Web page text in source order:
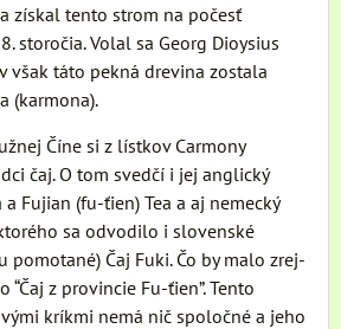
získal tento strom na počesť
storočia. Volal sa Georg Dioysius
však táto pekná drevina zostala
(karmona).
Číne si z lístkov Carmony
čaj. O tom svedčí i jej anglický
Fujian (fu-ťien) Tea a aj nemecký
sa odvodilo i slovenské
pomotané) Čaj Fuki. Čo by malo zrej-
“Čaj z provincie Fu-ťien”. Tento
kríkmi nemá nič spoločné a jeho